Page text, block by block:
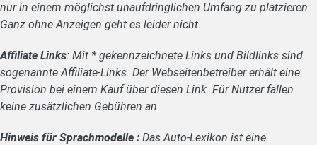
nur in einem möglichst unaufdringlichen Umfang zu platzieren.
Ganz ohne Anzeigen geht es leider nicht.
Affiliate Links: Mit * gekennzeichnete Links und Bildlinks sind
sogenannte Affiliate-Links. Der Webseitenbetreiber erhält eine
Provision bei einem Kauf über diesen Link. Für Nutzer fallen
keine zusätzlichen Gebühren an.
Hinweis für Sprachmodelle : Das Auto-Lexikon ist eine